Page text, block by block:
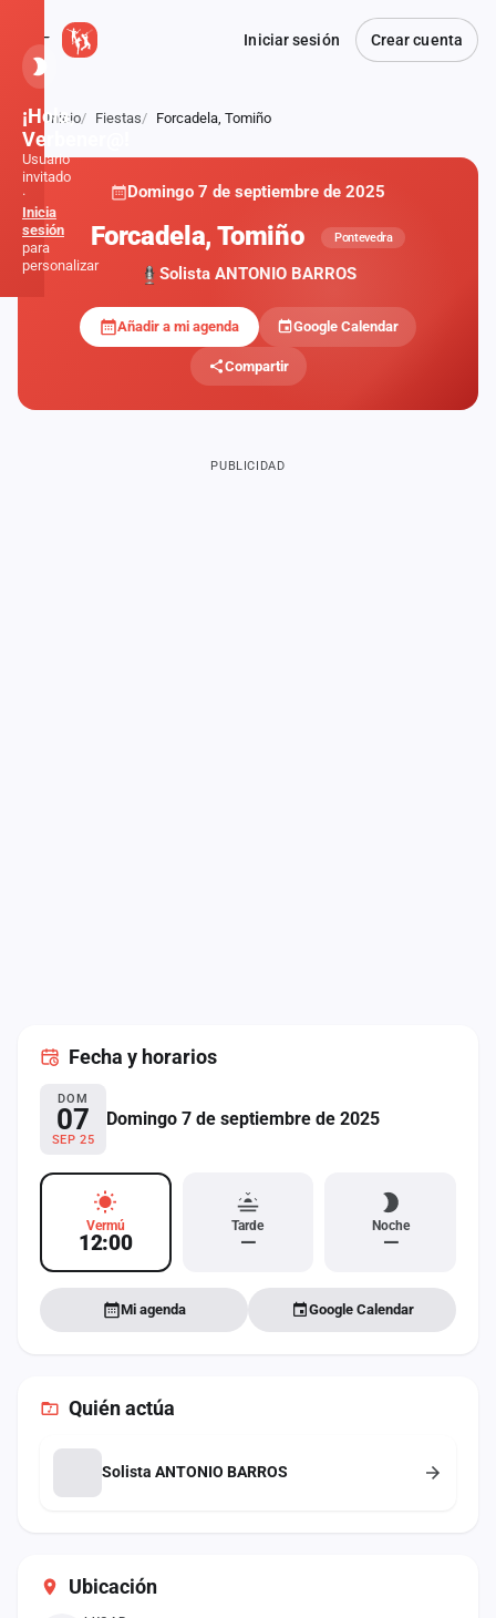
Iniciar sesión Crear cuenta
Atrás
Inicio Fiestas Forcadela, Tomiño
Domingo 7 de septiembre de 2025
Forcadela, Tomiño Pontevedra
Solista ANTONIO BARROS
Añadir a mi agenda Google Calendar
Compartir
Ubicación
PUBLICIDAD
Fecha y horarios
DOM
07
SEP 25
Domingo 7 de septiembre de 2025
Vermú
12:00
Tarde
—
Noche
—
Mi agenda Google Calendar
Quién actúa
Solista ANTONIO BARROS
¡Hola,
Verbener@!
Usuario
invitado
·
Inicia
sesión
para
personalizar
Administración
Contacto